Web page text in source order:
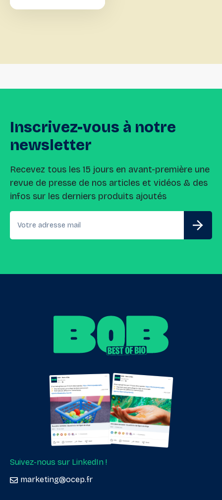
Inscrivez-vous à notre
newsletter
Recevez tous les 15 jours en avant-première une
revue de presse de nos articles et vidéos & des
infos sur les derniers produits ajoutés
Suivez-nous sur LinkedIn !
marketing@ocep.fr